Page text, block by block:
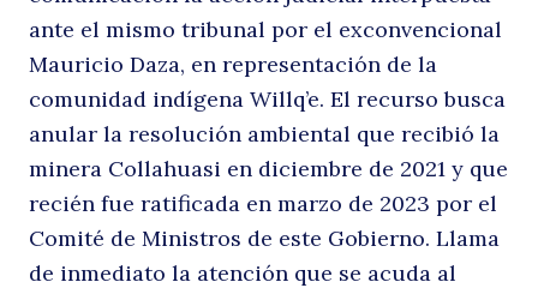
ante el mismo tribunal por el exconvencional
Mauricio Daza, en representación de la
comunidad indígena Willq’e. El recurso busca
anular la resolución ambiental que recibió la
minera Collahuasi en diciembre de 2021 y que
recién fue ratificada en marzo de 2023 por el
Comité de Ministros de este Gobierno. Llama
de inmediato la atención que se acuda al